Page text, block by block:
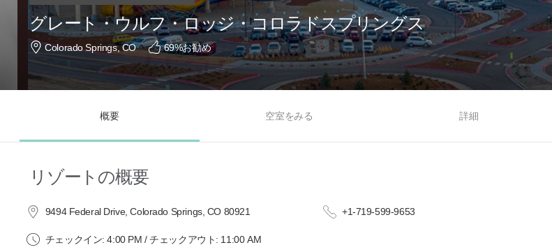
グレート・ウルフ・ロッジ・コロラドスプリングス
Colorado Springs, CO 69%お勧め
概要 空室をみる 詳細
リゾートの概要
9494 Federal Drive, Colorado Springs, CO 80921 +1-719-599-9653
チェックイン: 4:00 PM / チェックアウト: 11:00 AM